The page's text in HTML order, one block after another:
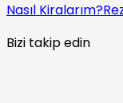
Nasıl Kiralarım?
Bizi takip edin